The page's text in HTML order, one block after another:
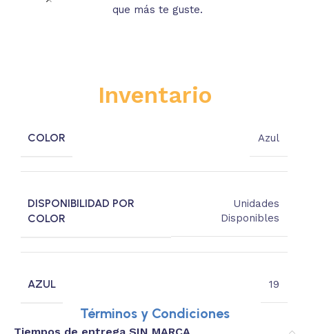
que más te guste.
Inventario
COLOR Azul
DISPONIBILIDAD POR
COLOR
Unidades
Disponibles
AZUL 19
Términos y Condiciones
Tiempos de entrega SIN MARCA